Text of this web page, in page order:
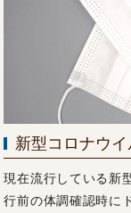
新型コロナウ
現在流行している新
行前の体調確認時に